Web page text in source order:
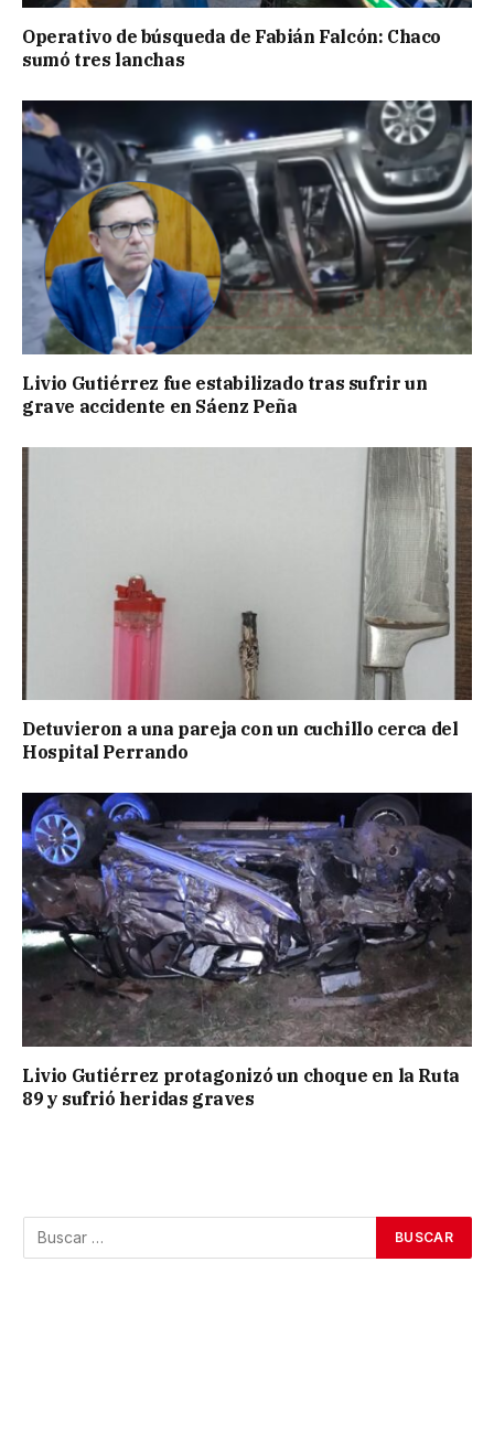
Operativo de búsqueda de Fabián Falcón: Chaco
sumó tres lanchas
Livio Gutiérrez fue estabilizado tras sufrir un
grave accidente en Sáenz Peña
Detuvieron a una pareja con un cuchillo cerca del
Hospital Perrando
Livio Gutiérrez protagonizó un choque en la Ruta
89 y sufrió heridas graves